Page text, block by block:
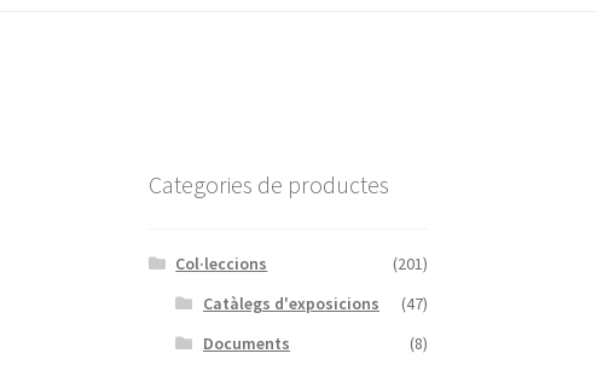
Categories de productes
Col·leccions
(201)
Catàlegs d'exposicions
(47)
Documents
(8)